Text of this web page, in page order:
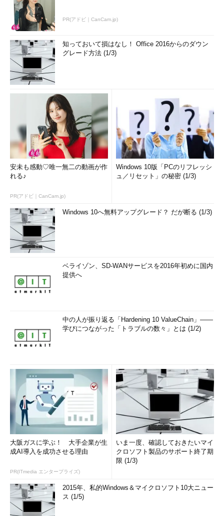
PR(アドビ｜CanCam.jp)
知っておいて損はなし！ Office 2016からのダウン
グレード方法 (1/3)
安未も感動♡唯一無二の動画が作
れる♪
PR(アドビ｜CanCam.jp)
Windows 10版「PCのリフレッシ
ュ／リセット」の秘密 (1/3)
Windows 10へ無料アップグレード？ だが断る (1/3)
ベライゾン、SD-WANサービスを2016年初めに国内
提供へ
中の人が振り返る「Hardening 10 ValueChain」――
学びにつながった「トラブルの数々」とは (1/2)
大阪ガスに学ぶ！ 大手企業が生
成AI導入を成功させる理由
PR(ITmedia エンタープライズ)
いま一度、確認しておきたいマイ
クロソフト製品のサポート終了期
限 (1/3)
2015年、私的Windows＆マイクロソフト10大ニュー
ス (1/5)